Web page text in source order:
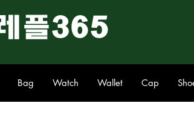
플365
Bag Watch Wallet Cap